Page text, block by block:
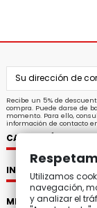
Recibe un 5% de
compra. Puede darse de
momento. Para ello,
información de contacto
CATEGORÍAS
INFORMACIÓN
MI CUENTA
Utilizamos
navegación,
y analizar el